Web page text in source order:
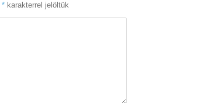
* karakterrel jelöltük